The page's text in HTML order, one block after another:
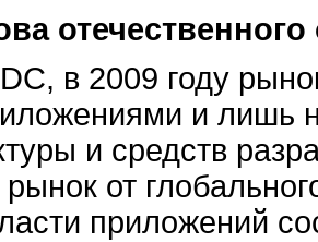
в 2009 году
и лишь
и средств
рынок от
приложений